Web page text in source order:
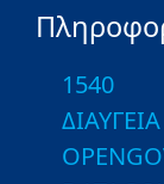
1540
ΔΙΑΥΓΕΙΑ